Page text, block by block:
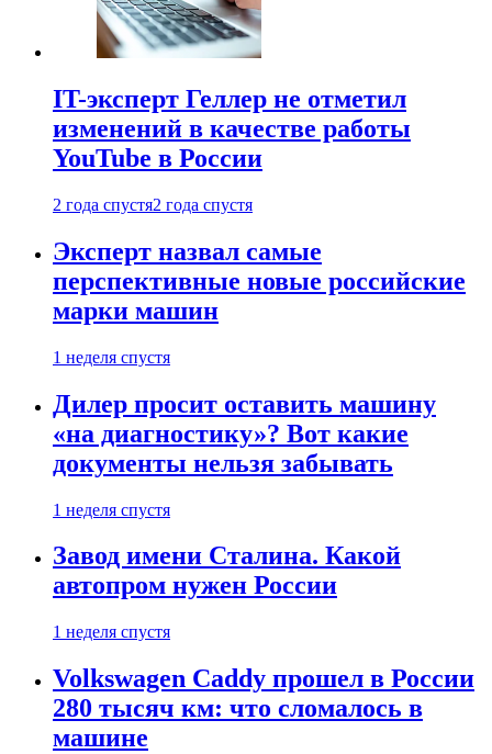
IT-эксперт Геллер не отметил
изменений в качестве работы
YouTube в России
2 года спустя2 года спустя
Эксперт назвал самые
перспективные новые российские
марки машин
1 неделя спустя
Дилер просит оставить машину
«на диагностику»? Вот какие
документы нельзя забывать
1 неделя спустя
Завод имени Сталина. Какой
автопром нужен России
1 неделя спустя
Volkswagen Caddy прошел в России
280 тысяч км: что сломалось в
машине